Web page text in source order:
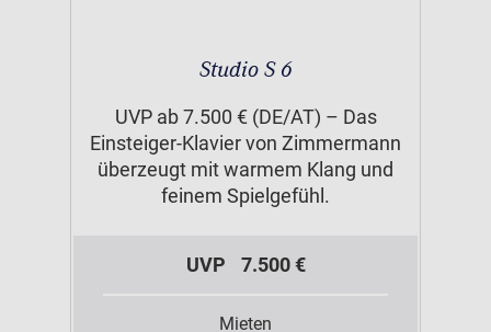
Studio S 6
UVP ab 7.500 € (DE/AT) – Das
Einsteiger-Klavier von Zimmermann
überzeugt mit warmem Klang und
feinem Spielgefühl.
UVP 7.500 €
Mieten